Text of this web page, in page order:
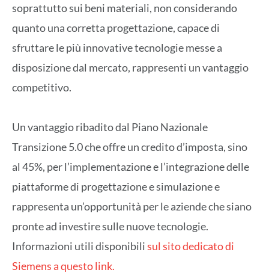
soprattutto sui beni materiali, non considerando
quanto una corretta progettazione, capace di
sfruttare le più innovative tecnologie messe a
disposizione dal mercato, rappresenti un vantaggio
competitivo.
Un vantaggio ribadito dal Piano Nazionale
Transizione 5.0 che offre un credito d’imposta, sino
al 45%, per l’implementazione e l’integrazione delle
piattaforme di progettazione e simulazione e
rappresenta un’opportunità per le aziende che siano
pronte ad investire sulle nuove tecnologie.
Informazioni utili disponibilisul sito dedicato di
Siemens a questo link.